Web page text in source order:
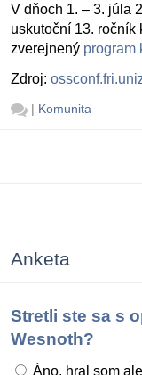
V dňoch 1. – 3. júla
uskutoční 13. ročník
zverejnený program
Zdroj:
| Komunita
Anketa
Stretli ste sa s
Wesnoth?
Áno, hral som